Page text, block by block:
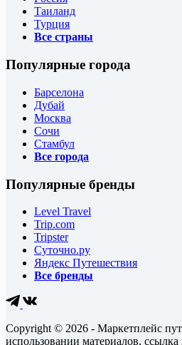
Таиланд
Турция
Все страны
Популярные города
Барселона
Дубай
Москва
Сочи
Стамбул
Все города
Популярные бренды
Level Travel
Trip.com
Tripster
Суточно.ру
Яндекс Путешествия
Все бренды
Copyright © 2026 - Маркетплейс
использовании материалов, ссылка